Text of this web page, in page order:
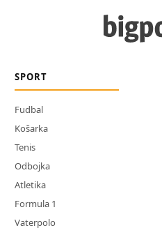
SPORT
Fudbal
Košarka
Tenis
Odbojka
Atletika
Formula 1
Vaterpolo